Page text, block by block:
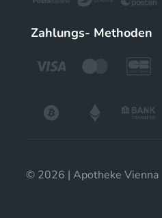
Zahlungs- Methoden
© 2026 | Apotheke Vienna